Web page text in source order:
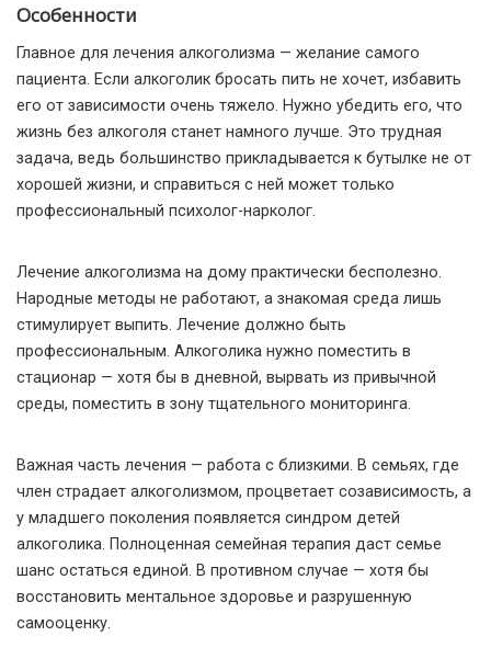
Особенности
Главное для лечения алкоголизма — желание самого
пациента. Если алкоголик бросать пить не хочет, избавить
его от зависимости очень тяжело. Нужно убедить его, что
жизнь без алкоголя станет намного лучше. Это трудная
задача, ведь большинство прикладывается к бутылке не от
хорошей жизни, и справиться с ней может только
профессиональный психолог-нарколог.
Лечение алкоголизма на дому практически бесполезно.
Народные методы не работают, а знакомая среда лишь
стимулирует выпить. Лечение должно быть
профессиональным. Алкоголика нужно поместить в
стационар — хотя бы в дневной, вырвать из привычной
среды, поместить в зону тщательного мониторинга.
Важная часть лечения — работа с близкими. В семьях, где
член страдает алкоголизмом, процветает созависимость, а
у младшего поколения появляется синдром детей
алкоголика. Полноценная семейная терапия даст семье
шанс остаться единой. В противном случае — хотя бы
восстановить ментальное здоровье и разрушенную
самооценку.